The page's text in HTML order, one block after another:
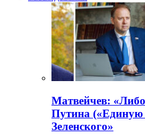
Матвейчев:
Путина («Единую
Зеленского»